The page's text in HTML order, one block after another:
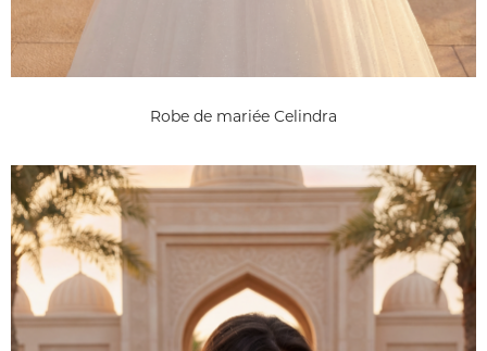
Robe de mariée Celindra